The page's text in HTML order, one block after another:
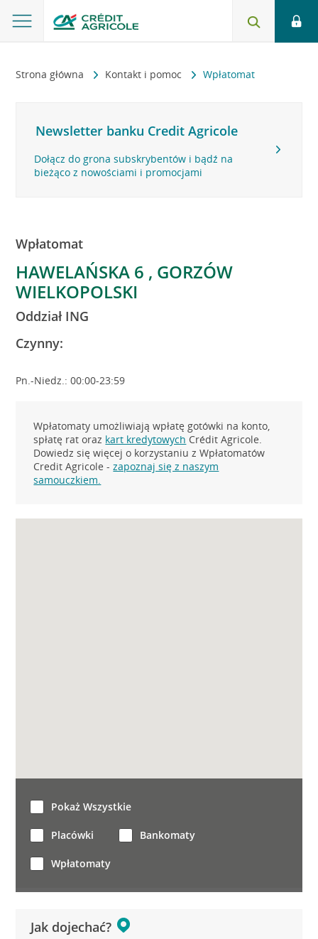
Strona główna Kontakt i pomoc Wpłatomat
Newsletter banku Credit Agricole
Dołącz do grona subskrybentów i bądź na
bieżąco z nowościami i promocjami
Wpłatomat
HAWELAŃSKA 6 , GORZÓW
WIELKOPOLSKI
Oddział ING
Czynny:
Pn.-Niedz.: 00:00-23:59
Wpłatomaty umożliwiają wpłatę gotówki na konto,
spłatę rat oraz kart kredytowych Crédit Agricole.
Dowiedz się więcej o korzystaniu z Wpłatomatów
Credit Agricole -zapoznaj się z naszym
samouczkiem.
Jak dojechać?
Pokaż Wszystkie
Placówki Bankomaty
Wpłatomaty